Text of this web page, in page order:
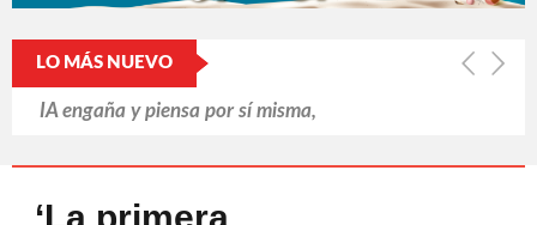
LO MÁS NUEVO
IA engaña y piensa por sí misma,
Putin refuerza la retaguardia ante la